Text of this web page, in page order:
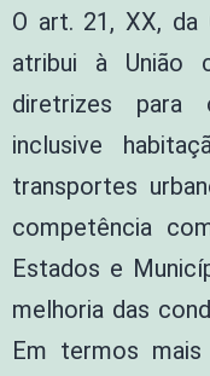
O art. 21, XX, da
atribui à União
diretrizes para
inclusive
transportes
competência
Estados e
melhoria das
Em termos